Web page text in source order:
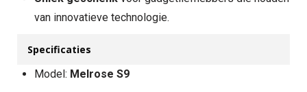
van innovatieve technologie.
Specificaties
Model: Melrose S9